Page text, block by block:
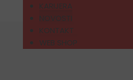
KARIJERA
NOVOSTI
KONTAKT
WEB SHOP